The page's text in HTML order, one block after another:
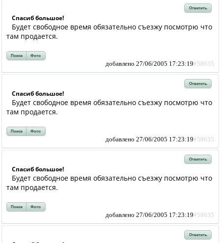
Ответить
Спасиб большое!
Будет свободное время обязательно съезжу посмотрю что
там продается.
Поиск Фото
добавлено 27/06/2005 17:23:19#58635
Ответить
Спасиб большое!
Будет свободное время обязательно съезжу посмотрю что
там продается.
Поиск Фото
добавлено 27/06/2005 17:23:19#58635
Ответить
Спасиб большое!
Будет свободное время обязательно съезжу посмотрю что
там продается.
Поиск Фото
добавлено 27/06/2005 17:23:19#58635
Ответить